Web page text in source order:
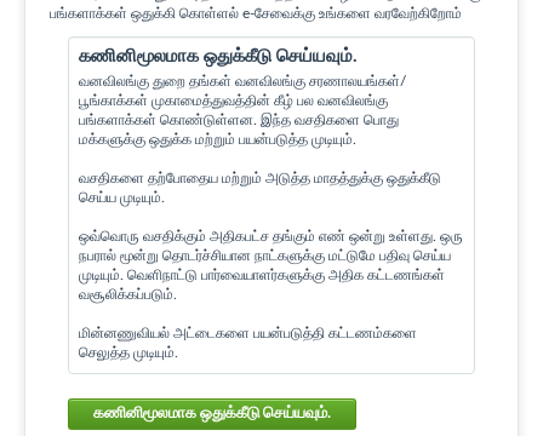
பங்களாக்கள் ஒதுக்கி கொள்ளல் e-சேவைக்கு உங்களை வரவேற்கிறோம்
கணினிமூலமாக ஒதுக்கீடு செய்யவும்.
வனவிலங்கு துறை தங்கள் வனவிலங்கு சரணாலயங்கள்/
பூங்காக்கள் முகாமைத்துவத்தின் கீழ் பல வனவிலங்கு
பங்களாக்கள் கொண்டுள்ளன. இந்த வசதிகளை பொது
மக்களுக்கு ஒதுக்க மற்றும் பயன்படுத்த முடியும்.
வசதிகளை தற்போதைய மற்றும் அடுத்த மாதத்துக்கு ஒதுக்கீடு
செய்ய முடியும்.
ஒவ்வொரு வசதிக்கும் அதிகபட்ச தங்கும் எண் ஒன்று உள்ளது. ஒரு
நபரால் மூன்று தொடர்ச்சியான நாட்களுக்கு மட்டுமே பதிவு செய்ய
முடியும். வெளிநாட்டு பார்வையாளர்களுக்கு அதிக கட்டணங்கள்
வசூலிக்கப்படும்.
மின்னணுவியல் அட்டைகளை பயன்படுத்தி கட்டணம்களை
செலுத்த முடியும்.
கணினிமூலமாக ஒதுக்கீடு செய்யவும்.